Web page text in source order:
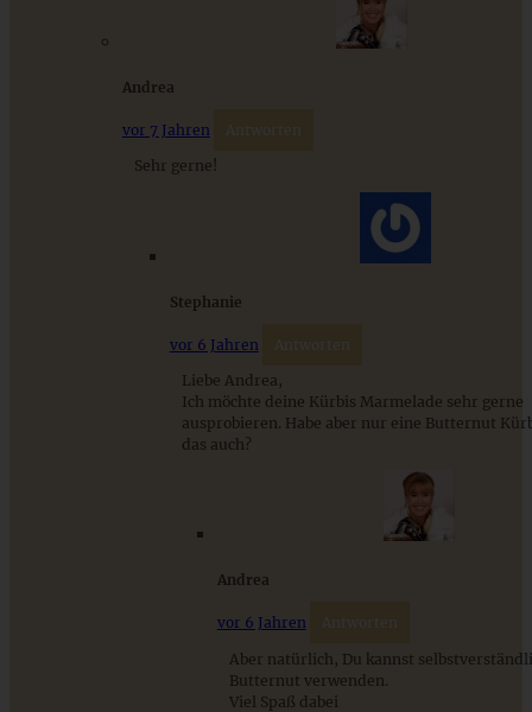
Orangen und Gewürzen
Cremiges Lemon Posset - die einfachste Zitronencreme in
Andrea
vor 7 Jahren Antworten
Sehr gerne!
Stephanie
vor 6 Jahren Antworten
Liebe Andrea,
Ich möchte deine Kürbis Marmelade sehr gerne
ausprobieren. Habe aber nur eine Butternut
das auch?
Andrea
vor 6 Jahren Antworten
Aber natürlich, Du kannst
Butternut verwenden.
Viel Spaß dabei